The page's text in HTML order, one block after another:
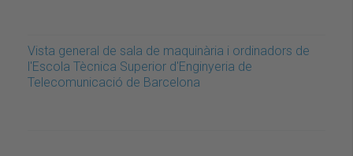
Vista general de sala de maquinària i ordinadors de
l'Escola Tècnica Superior d'Enginyeria de
Telecomunicació de Barcelona